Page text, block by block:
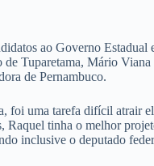
ao Governo Estadual
Tuparetama, Mário
de Pernambuco.
foi uma tarefa difícil atrair
tinha o melhor
inclusive o deputado